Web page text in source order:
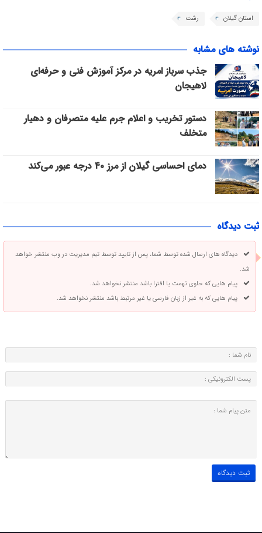
استان گیلان رشت
نوشته های مشابه
جذب سرباز امریه در مرکز آموزش فنی و حرفه‌ای
لاهیجان
دستور تخریب و اعلام جرم علیه متصرفان و دهیار
متخلف
دمای احساسی گیلان از مرز ۴۰ درجه عبور می‌کند
ثبت دیدگاه
دیدگاه های ارسال شده توسط شما، پس از تایید توسط تیم مدیریت در وب منتشر خواهد
شد.
پیام هایی که حاوی تهمت یا افترا باشد منتشر نخواهد شد.
پیام هایی که به غیر از زبان فارسی یا غیر مرتبط باشد منتشر نخواهد شد.